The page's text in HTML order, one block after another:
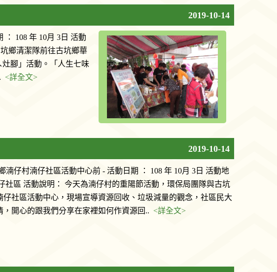
2019-10-14
108 年 10月 3日 活動
鄉清潔隊前往古坑鄉華
腳」活動。「人生七味
<詳全文>
2019-10-14
湳仔村湳仔社區活動中心前 - 活動日期 ： 108 年 10月 3日 活動地
社區 活動說明： 今天為湳仔村的重陽節活動，環保局團隊與古坑
仔社區活動中心，現場宣導資源回收、垃圾減量的觀念，社區民大
，開心的跟我們分享在家裡如何作資源回.. <詳全文>